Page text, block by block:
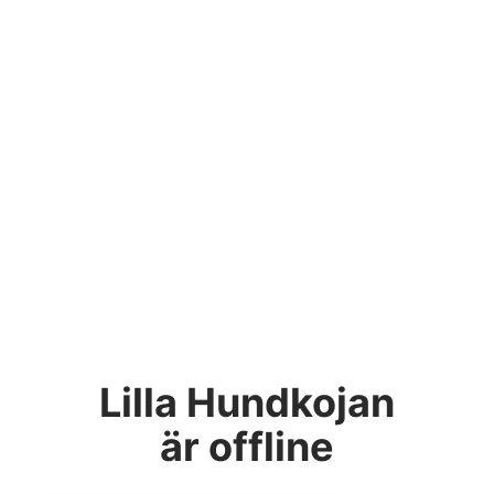
Lilla Hundkojan
är offline